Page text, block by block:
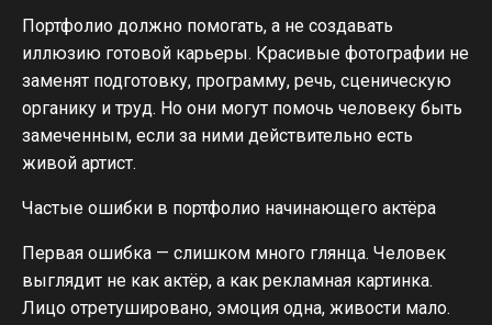
Портфолио должно помогать, а не создавать
иллюзию готовой карьеры. Красивые фотографии не
заменят подготовку, программу, речь, сценическую
органику и труд. Но они могут помочь человеку быть
замеченным, если за ними действительно есть
живой артист.
Частые ошибки в портфолио начинающего актёра
Первая ошибка — слишком много глянца. Человек
выглядит не как актёр, а как рекламная картинка.
Лицо отретушировано, эмоция одна, живости мало.